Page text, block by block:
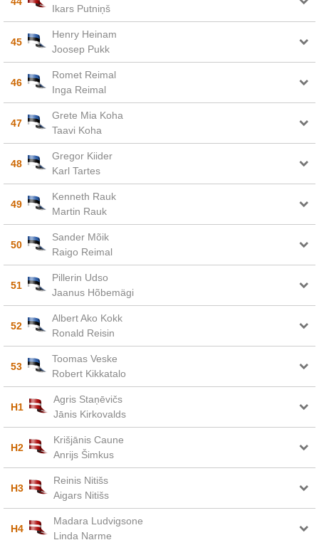
Ikars Putniņš
45
Henry Heinam
Joosep Pukk
46
Romet Reimal
Inga Reimal
47
Grete Mia Koha
Taavi Koha
48
Gregor Kiider
Karl Tartes
49
Kenneth Rauk
Martin Rauk
50
Sander Mõik
Raigo Reimal
51
Pillerin Udso
Jaanus Hõbemägi
52
Albert Ako Kokk
Ronald Reisin
53
Toomas Veske
Robert Kikkatalo
H1
Agris Staņēvičs
Jānis Kirkovalds
H2
Krišjānis Caune
Anrijs Šimkus
H3
Reinis Nitišs
Aigars Nitišs
H4
Madara Ludvigsone
Linda Narme